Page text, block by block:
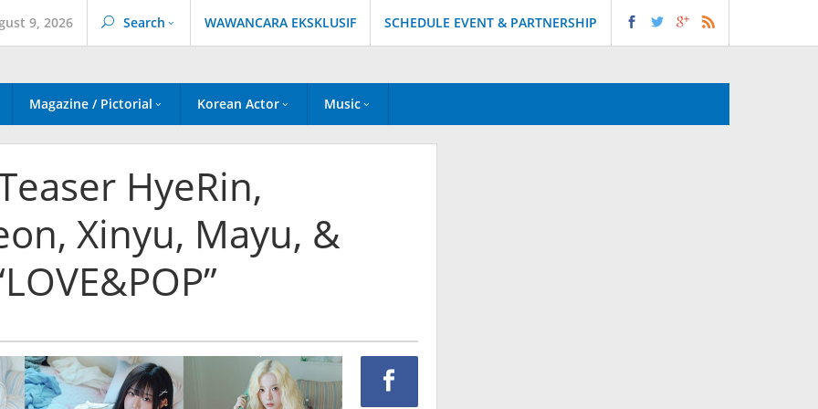
9, 2026 Search WAWANCARA EKSKLUSIF SCHEDULE EVENT & PARTNERSHIP
Magazine / Pictorial Korean Actor Music
HyeRin,
Xinyu, Mayu, &